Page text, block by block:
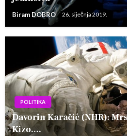
Biram DOBRO 26. siječnja 2019.
POLITIKA
Davorin Karačić (NHR):
Kizo….